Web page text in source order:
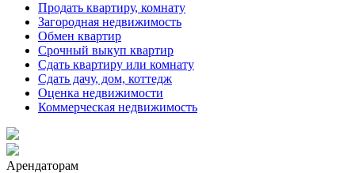
Продать квартиру, комнату
Загородная недвижимость
Обмен квартир
Срочный выкуп квартир
Сдать квартиру или комнату
Сдать дачу, дом, коттедж
Оценка недвижимости
Коммерческая недвижимость
Арендаторам